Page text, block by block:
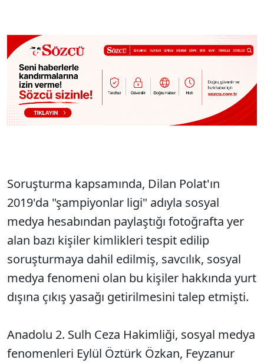
Soruşturma kapsamında, Dilan Polat'ın
2019'da "şampiyonlar ligi" adıyla sosyal
medya hesabından paylaştığı fotoğrafta yer
alan bazı kişiler kimlikleri tespit edilip
soruşturmaya dahil edilmiş, savcılık, sosyal
medya fenomeni olan bu kişiler hakkında yurt
dışına çıkış yasağı getirilmesini talep etmişti.
Anadolu 2. Sulh Ceza Hakimliği, sosyal medya
fenomenleri Eylül Öztürk Özkan, Feyzanur